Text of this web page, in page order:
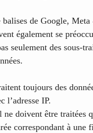
balises de Google,
également se
seulement des sous-
toujours des
l’adresse IP.
ne doivent être traitées
correspondant à une